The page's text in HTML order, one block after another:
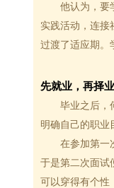
他认为，要学
实践活动，连接
过渡了适应期。
先就业，再择业
毕业之后，
明确自己的职业
在参加第一次
于是第二次面试
可以穿得有个性